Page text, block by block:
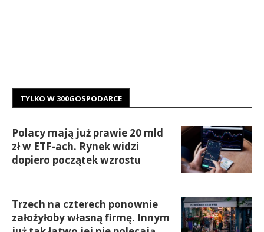
TYLKO W 300GOSPODARCE
Polacy mają już prawie 20 mld
zł w ETF-ach. Rynek widzi
dopiero początek wzrostu
Trzech na czterech ponownie
założyłoby własną firmę. Innym